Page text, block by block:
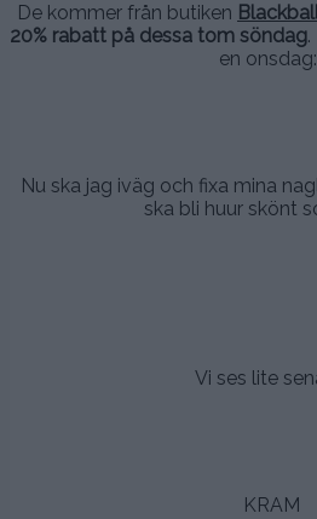
De kommer från butiken
20% rabatt på dessa tom söndag
en
Nu ska jag iväg och fixa mina
ska bli huur skönt
Vi ses lite
KRAM